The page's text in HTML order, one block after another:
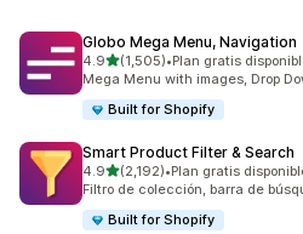
Globo Mega Menu, Navigation
4.9de 5 estrellas
(1,505)
1505 reseñas en total
•Plan gratis
Mega Menu with images, Drop
Built for Shopify
Smart Product Filter & Search
4.9de 5 estrellas
(2,192)
2192 reseñas en total
•Plan gratis
Filtro de colección, barra de
Built for Shopify